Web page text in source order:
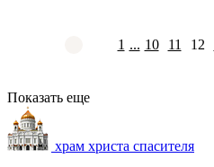
1 ... 10 11 12
Показать еще
храм христа спасителя